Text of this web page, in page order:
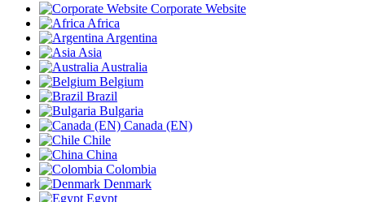
Corporate Website
Africa
Argentina
Asia
Australia
Belgium
Brazil
Bulgaria
Canada (EN)
Chile
China
Colombia
Denmark
Egypt